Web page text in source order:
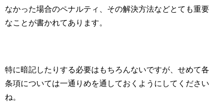
なかった場合のペナルティ、その解決方法などとても重要
なことが書かれてあります。
特に暗記したりする必要はもちろんないですが、せめて各
条項については一通りめを通しておくようにしてください
ね。